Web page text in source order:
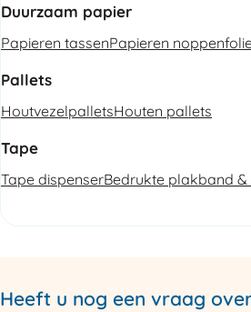
Duurzaam papier
Papieren tassenPapieren
Pallets
HoutvezelpalletsHouten pallets
Tape
Tape dispenserBedrukte plakband
Heeft u nog een vraag